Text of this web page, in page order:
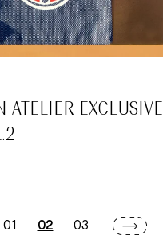
ATELIER EXCLUSIVE
01 02 03